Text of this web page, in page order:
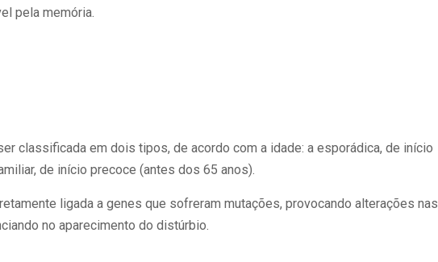
pela memória.
classificada em dois tipos, de acordo com a idade: a esporádica, de início
de início precoce (antes dos 65 anos).
ligada a genes que sofreram mutações, provocando alterações nas
no aparecimento do distúrbio.